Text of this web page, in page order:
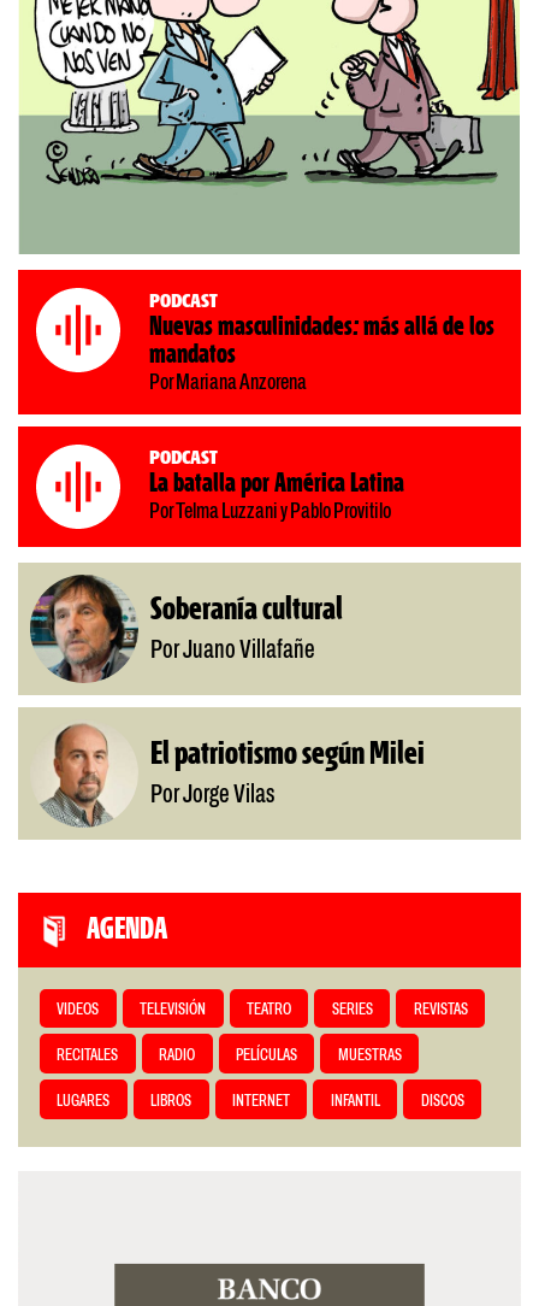
Podcast
Nuevas masculinidades: más allá de los
mandatos
Por Mariana Anzorena
Podcast
La batalla por América Latina
Por Telma Luzzani y Pablo Provitilo
Soberanía cultural
Por Juano Villafañe
El patriotismo según Milei
Por Jorge Vilas
AGENDA
VIDEOS TELEVISIÓN TEATRO SERIES REVISTAS
RECITALES RADIO PELÍCULAS MUESTRAS
LUGARES LIBROS INTERNET INFANTIL DISCOS